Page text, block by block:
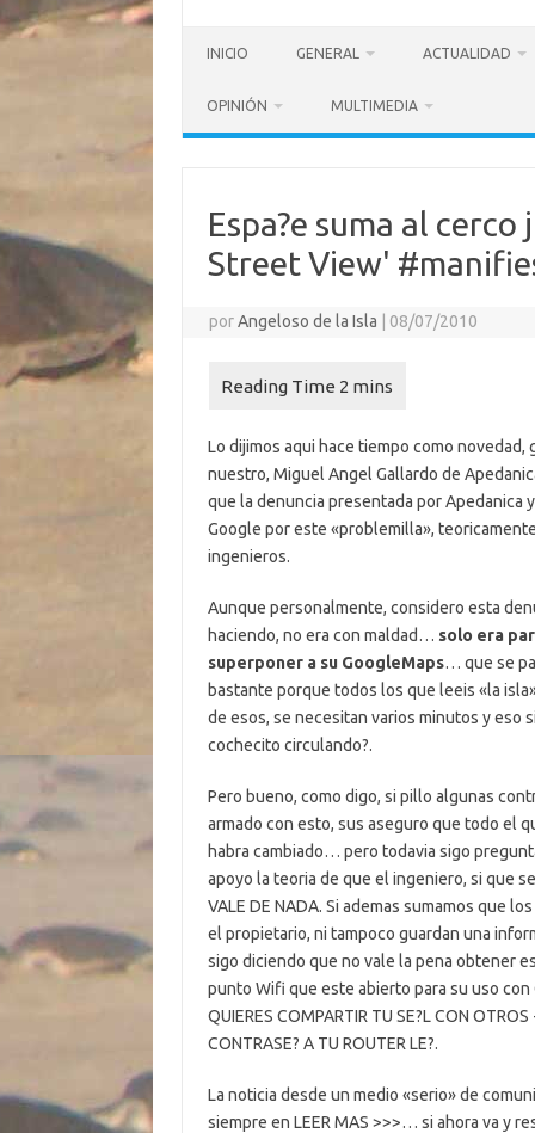
INICIO GENERAL ACTUALIDAD
OPINIÓN MULTIMEDIA
Espa?e suma al
Street View'
porAngeloso de la Isla 08/07/2010
Lo dijimos aqui hace tiempo como
nuestro, Miguel Angel Gallardo de
que la denuncia presentada por Apedanica
Google por este «problemilla»,
ingenieros.
Aunque personalmente, considero esta
haciendo, no era con maldad… solo era
superponer a su GoogleMaps… que se
bastante porque todos los que leeis «la
de esos, se necesitan varios minutos y eso
cochecito circulando?.
Pero bueno, como digo, si pillo algunas
armado con esto, sus aseguro que todo el
habra cambiado… pero todavia sigo
apoyo la teoria de que el ingeniero, si que
VALE DE NADA. Si ademas sumamos que
el propietario, ni tampoco guardan una
sigo diciendo que no vale la pena obtener
punto Wifi que este abierto para su uso
QUIERES COMPARTIR TU SE?L CON
CONTRASE? A TU ROUTER LE?.
La noticia desde un medio «serio» de
siempre en LEER MAS >>>… si ahora va y